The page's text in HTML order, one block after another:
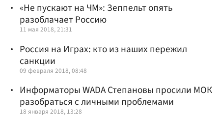
«Не пускают на ЧМ»: Зеппельт опять
разоблачает Россию
11 мая 2018, 21:31
Россия на Играх: кто из наших пережил
санкции
09 февраля 2018, 08:48
Информаторы WADA Степановы просили МОК
разобраться с личными проблемами
18 января 2018, 13:28